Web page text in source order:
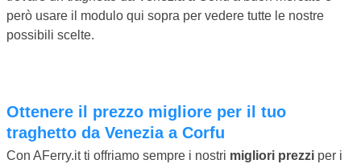
però usare il modulo qui sopra per vedere tutte le nostre
possibili scelte.
Ottenere il prezzo migliore per il tuo
traghetto da Venezia a Corfu
Con AFerry.it ti offriamo sempre i nostri migliori prezzi per i